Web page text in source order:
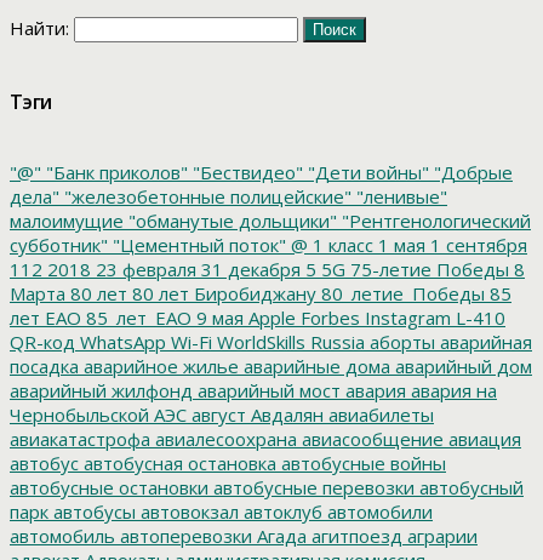
Найти:
Тэги
"@" "Банк приколов" "Бествидео" "Дети войны" "Добрые
дела" "железобетонные полицейские" "ленивые"
малоимущие "обманутые дольщики" "Рентгенологический
субботник" "Цементный поток" @ 1 класс 1 мая 1 сентября
112 2018 23 февраля 31 декабря 5 5G 75-летие Победы 8
Марта 80 лет 80 лет Биробиджану 80_летие_Победы 85
лет ЕАО 85_лет_ЕАО 9 мая Apple Forbes Instagram L-410
QR-код WhatsApp Wi-Fi WorldSkills Russia аборты аварийная
посадка аварийное жилье аварийные дома аварийный дом
аварийный жилфонд аварийный мост авария авария на
Чернобыльской АЭС август Авдалян авиабилеты
авиакатастрофа авиалесоохрана авиасообщение авиация
автобус автобусная остановка автобусные войны
автобусные остановки автобусные перевозки автобусный
парк автобусы автовокзал автоклуб автомобили
автомобиль автоперевозки Агада агитпоезд аграрии